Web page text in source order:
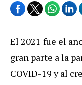
El 2021 fue el
gran parte a la
COVID-19 y al